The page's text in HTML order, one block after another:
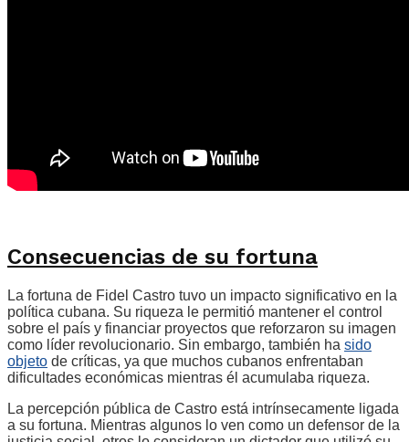
Consecuencias de su fortuna
La fortuna de Fidel Castro tuvo un impacto significativo en la
política cubana. Su riqueza le permitió mantener el control
sobre el país y financiar proyectos que reforzaron su imagen
como líder revolucionario. Sin embargo, también ha sido
objeto de críticas, ya que muchos cubanos enfrentaban
dificultades económicas mientras él acumulaba riqueza.
La percepción pública de Castro está intrínsecamente ligada
a su fortuna. Mientras algunos lo ven como un defensor de la